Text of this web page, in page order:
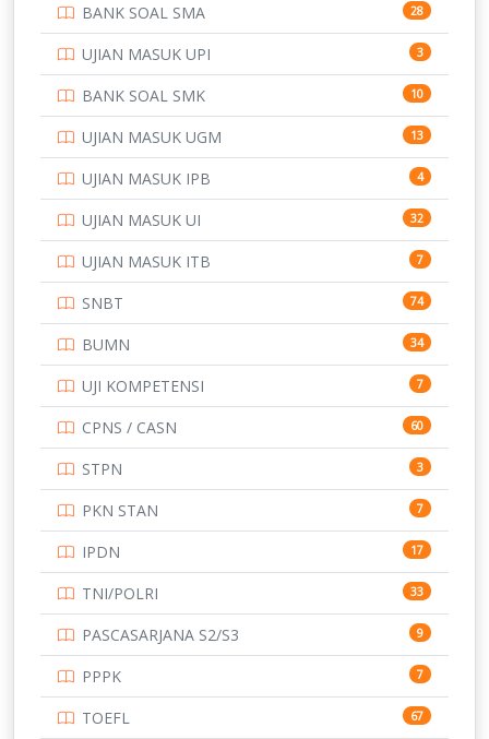
7
PTDI STTD 4
133
SMA 146
SMK 231
SMP 134
STIP 2
153
345
UNIVERSITAS AIRLANGGA 15
16
15
15
14
14
UNIVERSITAS CENDRAWASIH 14
15
219
BANK SOAL SMA 28
UJIAN MASUK UPI 3
BANK SOAL SMK 10
UJIAN MASUK UGM 13
UJIAN MASUK IPB 4
UJIAN MASUK UI 32
UJIAN MASUK ITB 7
SNBT 74
BUMN 34
UJI KOMPETENSI 7
CPNS / CASN 60
STPN 3
PKN STAN 7
IPDN 17
TNI/POLRI 33
PASCASARJANA S2/S3 9
PPPK 7
TOEFL 67